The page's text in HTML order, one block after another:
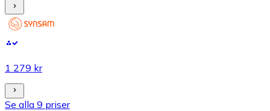
1 279 kr
Se alla 9 priser